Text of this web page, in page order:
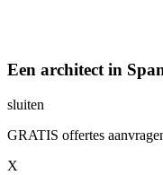
Een architect in
sluiten
GRATIS offertes
X